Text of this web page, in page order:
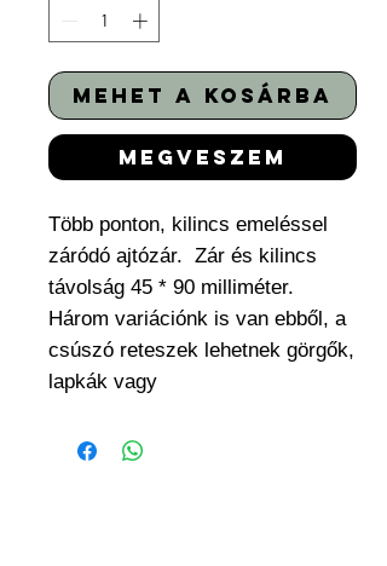
mehet a kosárba
megveszem
Több ponton, kilincs emeléssel
záródó ajtózár. Zár és kilincs
távolság 45 * 90 milliméter.
Három variációnk is van ebből, a
csúszó reteszek lehetnek görgők,
lapkák vagy